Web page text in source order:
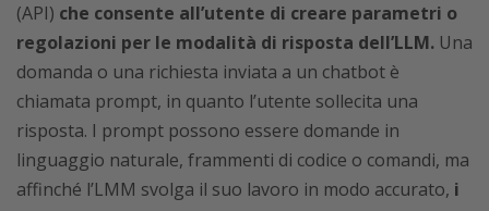
(API) che consente all’utente di creare parametri o
regolazioni per le modalità di risposta dell’LLM. Una
domanda o una richiesta inviata a un chatbot è
chiamata prompt, in quanto l’utente sollecita una
risposta. I prompt possono essere domande in
linguaggio naturale, frammenti di codice o comandi, ma
affinché l’LMM svolga il suo lavoro in modo accurato, i